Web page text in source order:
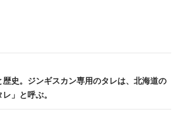
史。ジンギスカン専用のタレは、北海道の
」と呼ぶ。